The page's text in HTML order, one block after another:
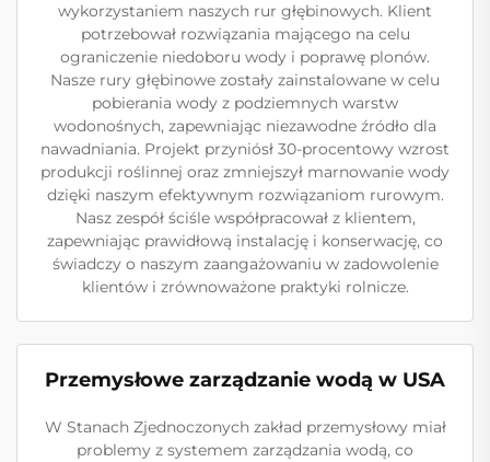
wykorzystaniem naszych rur głębinowych. Klient
potrzebował rozwiązania mającego na celu
ograniczenie niedoboru wody i poprawę plonów.
Nasze rury głębinowe zostały zainstalowane w celu
pobierania wody z podziemnych warstw
wodonośnych, zapewniając niezawodne źródło dla
nawadniania. Projekt przyniósł 30-procentowy wzrost
produkcji roślinnej oraz zmniejszył marnowanie wody
dzięki naszym efektywnym rozwiązaniom rurowym.
Nasz zespół ściśle współpracował z klientem,
zapewniając prawidłową instalację i konserwację, co
świadczy o naszym zaangażowaniu w zadowolenie
klientów i zrównoważone praktyki rolnicze.
Przemysłowe zarządzanie wodą w USA
W Stanach Zjednoczonych zakład przemysłowy miał
problemy z systemem zarządzania wodą, co